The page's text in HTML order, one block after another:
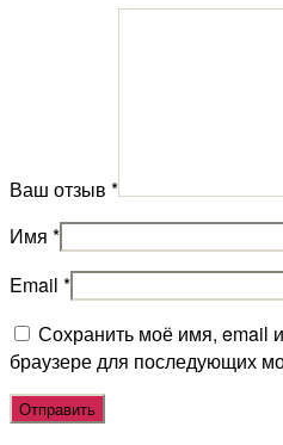
Ваш отзыв *
Имя *
Email *
Сохранить моё имя, email
браузере для последующих